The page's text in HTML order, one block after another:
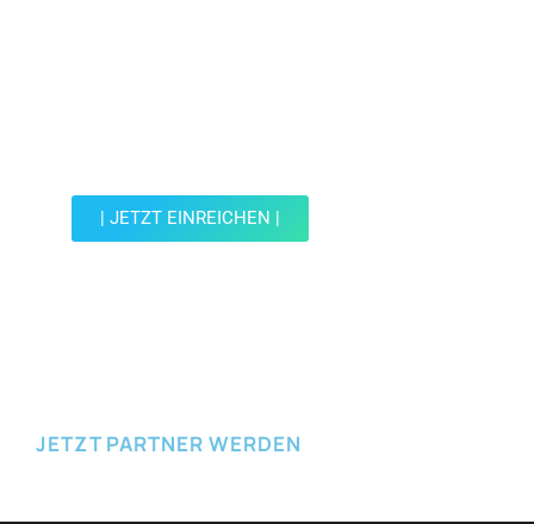
| JETZT EINREICHEN |
JETZT PARTNER WERDEN